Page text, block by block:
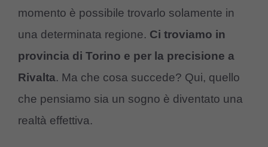
momento è possibile trovarlo solamente in
una determinata regione. Ci troviamo in
provincia di Torino e per la precisione a
Rivalta. Ma che cosa succede? Qui, quello
che pensiamo sia un sogno è diventato una
realtà effettiva.